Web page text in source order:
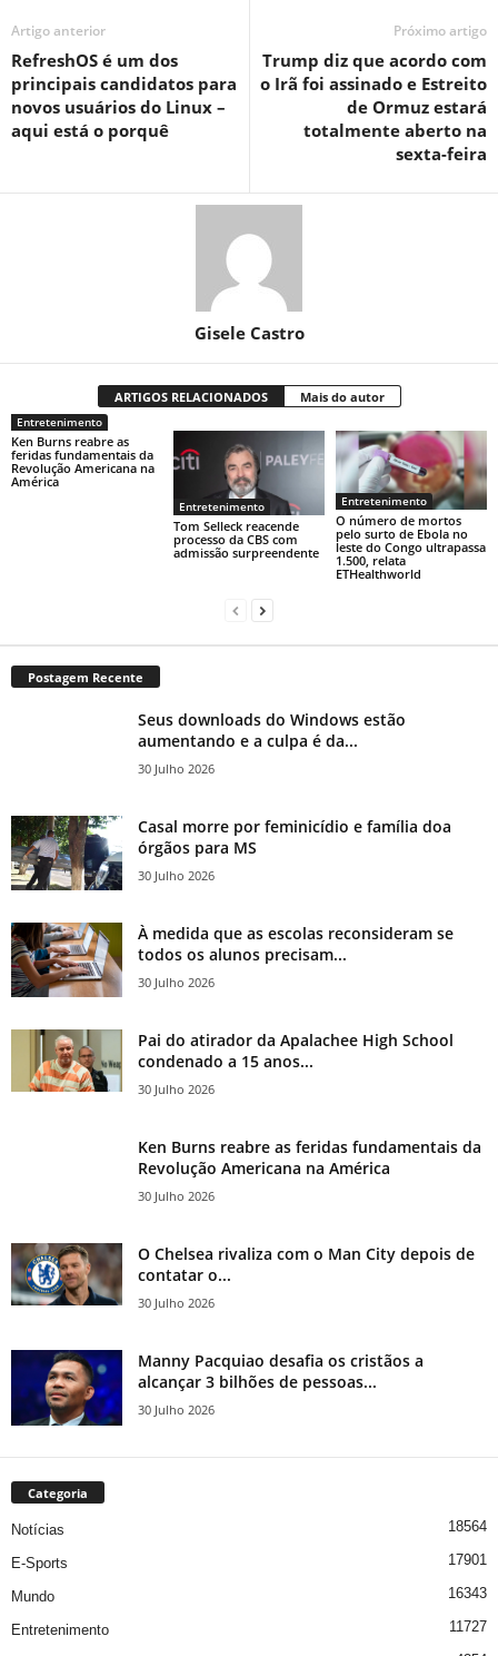
Artigo anterior
RefreshOS é um dos
principais candidatos para
novos usuários do Linux –
aqui está o porquê
Próximo artigo
Trump diz que acordo com
o Irã foi assinado e Estreito
de Ormuz estará
totalmente aberto na
sexta-feira
Gisele Castro
ARTIGOS RELACIONADOS Mais do autor
Entretenimento
Ken Burns reabre as
feridas fundamentais da
Revolução Americana na
América
Entretenimento
Tom Selleck reacende
processo da CBS com
admissão surpreendente
Entretenimento
O número de mortos
pelo surto de Ebola no
leste do Congo ultrapassa
1.500, relata
ETHealthworld
Postagem Recente
Seus downloads do Windows estão
aumentando e a culpa é da...
30 Julho 2026
Casal morre por feminicídio e família doa
órgãos para MS
30 Julho 2026
À medida que as escolas reconsideram se
todos os alunos precisam...
30 Julho 2026
Pai do atirador da Apalachee High School
condenado a 15 anos...
30 Julho 2026
Ken Burns reabre as feridas fundamentais da
Revolução Americana na América
30 Julho 2026
O Chelsea rivaliza com o Man City depois de
contatar o...
30 Julho 2026
Manny Pacquiao desafia os cristãos a
alcançar 3 bilhões de pessoas...
30 Julho 2026
Categoria
Notícias 18564
E-Sports 17901
Mundo 16343
Entretenimento 11727